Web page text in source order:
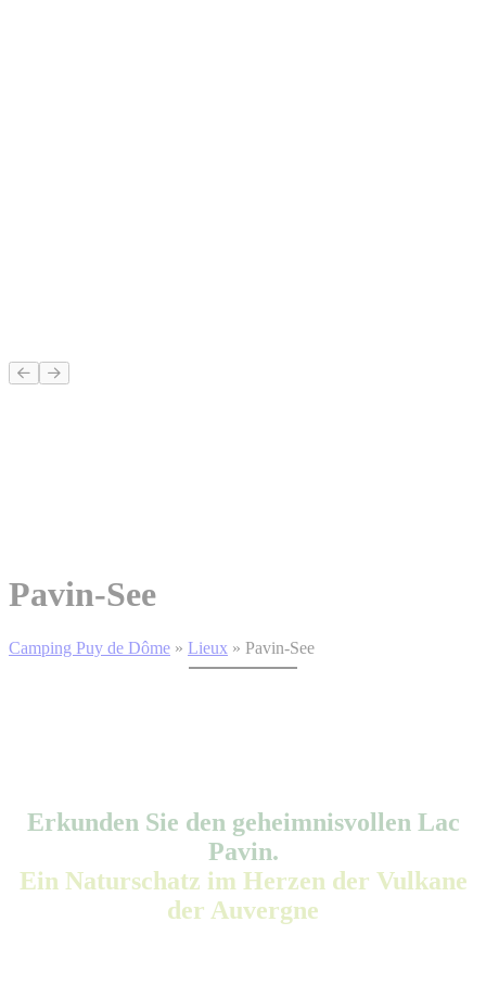
Pavin-See
Camping Puy de Dôme » Lieux » Pavin-See
Erkunden Sie den geheimnisvollen Lac
Pavin.
Ein Naturschatz im Herzen der Vulkane
der Auvergne